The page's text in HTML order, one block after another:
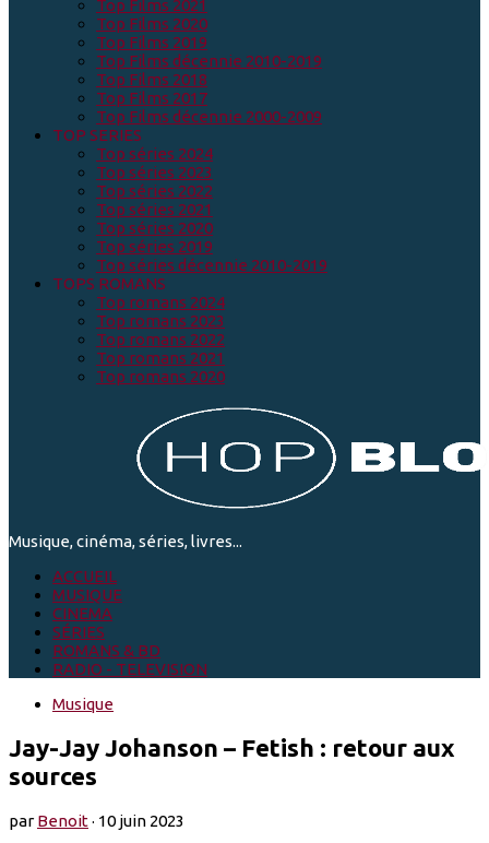
Top Films 2021
Top Films 2020
Top Films 2019
Top Films décennie 2010-2019
Top Films 2018
Top Films 2017
Top Films décennie 2000-2009
TOP SERIES
Top séries 2024
Top séries 2023
Top séries 2022
Top séries 2021
Top séries 2020
Top séries 2019
Top séries décennie 2010-2019
TOPS ROMANS
Top romans 2024
Top romans 2023
Top romans 2022
Top romans 2021
Top romans 2020
Musique, cinéma, séries, livres...
ACCUEIL
MUSIQUE
CINEMA
SÉRIES
ROMANS & BD
RADIO - TELEVISION
Musique
Jay-Jay Johanson – Fetish : retour aux
sources
parBenoit· 10 juin 2023